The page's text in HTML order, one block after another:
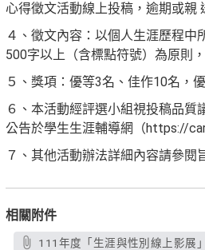
心得徵文活動線上投稿，逾期或親
４、徵文內容：以個人生涯歷程
500字以上（含標點符號）為原則
５、獎項：優等3名、佳作10名，
６、本活動經評選小組視投稿品質
公告於學生生涯輔導網（https://
７、其他活動辦法詳細內容請參閱
相關附件
111年度「生涯與性別線上影展